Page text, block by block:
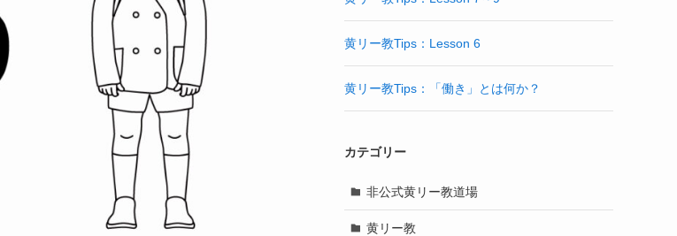
黄リー教Tips：Lesson 6
黄リー教Tips：「働き」とは何か？
カテゴリー
非公式黄リー教道場
黄リー教